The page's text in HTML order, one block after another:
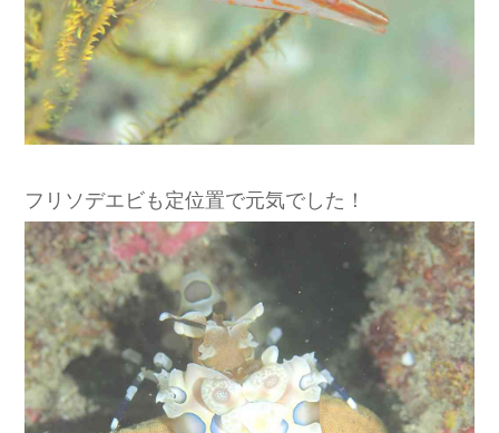
フリソデエビも定位置で元気でした！